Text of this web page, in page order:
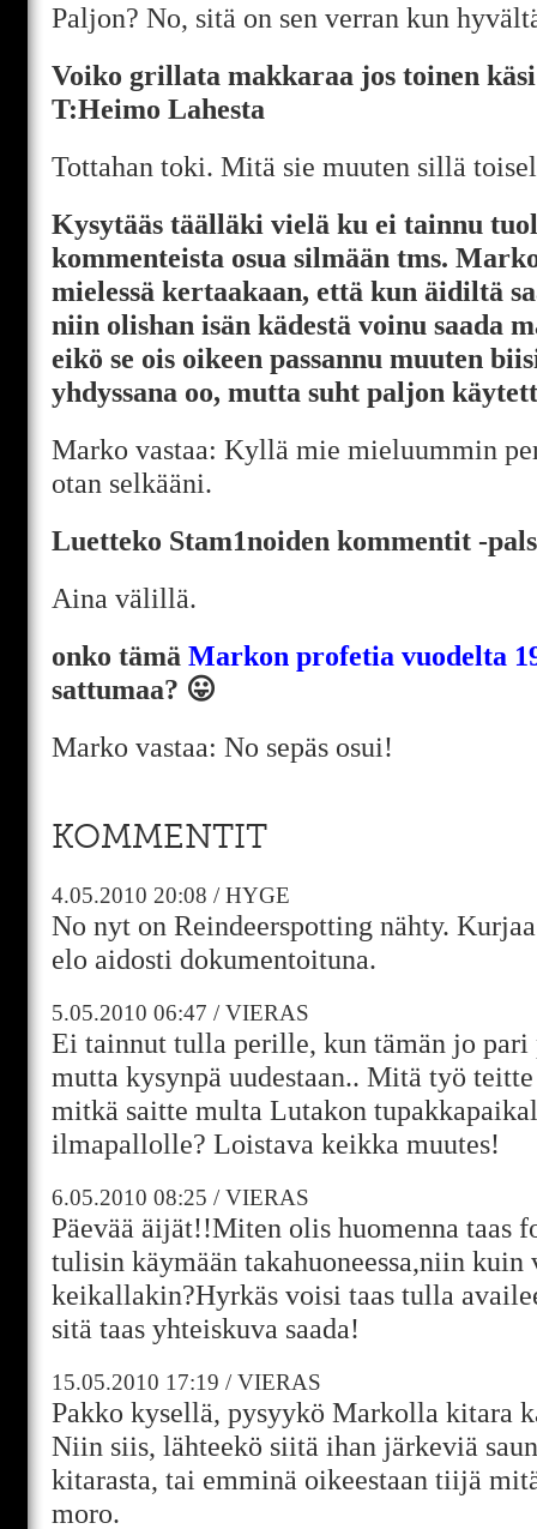
Paljon? No, sitä on sen verran kun
Voiko grillata makkaraa jos toinen
T:Heimo Lahesta
Tottahan toki. Mitä sie muuten sillä
Kysytääs täälläki vielä ku ei tainnu
kommenteista osua silmään tms.
mielessä kertaakaan, että kun äidiltä
niin olishan isän kädestä voinu saada
eikö se ois oikeen passannu muuten
yhdyssana oo, mutta suht paljon
Marko vastaa: Kyllä mie mieluummin
otan selkääni.
Luetteko Stam1noiden kommentit -
Aina välillä.
onko tämä Markon profetia vuodelta
sattumaa? 😛
Marko vastaa: No sepäs osui!
KOMMENTIT
4.05.2010 20:08 /HYGE
No nyt on Reindeerspotting nähty.
elo aidosti dokumentoituna.
5.05.2010 06:47 /VIERAS
Ei tainnut tulla perille, kun tämän jo pari
mutta kysynpä uudestaan.. Mitä työ
mitkä saitte multa Lutakon
ilmapallolle? Loistava keikka muutes!
6.05.2010 08:25 /VIERAS
Päevää äijät!!Miten olis huomenna taas
tulisin käymään takahuoneessa,niin kuin
keikallakin?Hyrkäs voisi taas tulla
sitä taas yhteiskuva saada!
15.05.2010 17:19 /VIERAS
Pakko kysellä, pysyykö Markolla kitara
Niin siis, lähteekö siitä ihan järkeviä
kitarasta, tai emminä oikeestaan tiijä
moro.